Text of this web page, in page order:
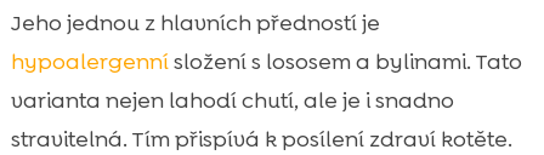
Jeho jednou z hlavních předností je
hypoalergennísložení s lososem a bylinami. Tato
varianta nejen lahodí chutí, ale je i snadno
stravitelná. Tím přispívá k posílení zdraví kotěte.